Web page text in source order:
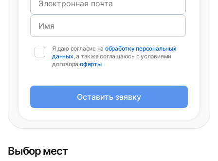
Выбор мест
Я даю согласие на обработку персональных
данных, а также соглашаюсь с условиями
договора оферты
Оставить заявку